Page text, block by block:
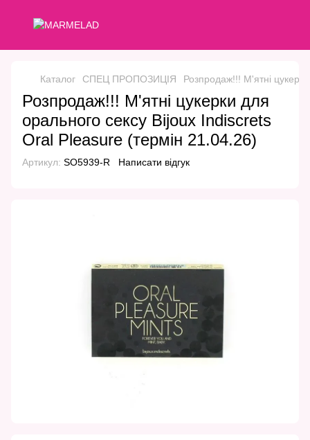
Каталог СПЕЦ ПРОПОЗИЦІЯ Розпродаж!!! М'ятні
Розпродаж!!! М'ятні цукерки для
орального сексу Bijoux Indiscrets
Oral Pleasure (термін 21.04.26)
Артикул: SO5939-R Написати відгук